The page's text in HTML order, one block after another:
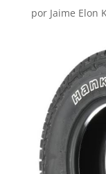
por Jaime Elon